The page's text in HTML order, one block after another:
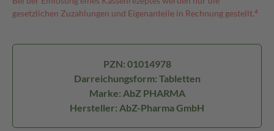
gesetzlichen Zuzahlungen und Eigenanteile in Rechnung gestellt.⁴
PZN: 01014978
Darreichungsform: Tabletten
Marke: AbZ PHARMA
Hersteller: AbZ-Pharma GmbH